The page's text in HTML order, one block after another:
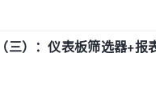
三）：仪表板筛选器+报